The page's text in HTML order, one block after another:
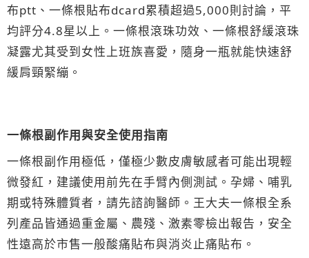
布ptt、一條根貼布dcard累積超過5,000則討論，平
均評分4.8星以上。一條根滾珠功效、一條根舒緩滾珠
凝露尤其受到女性上班族喜愛，隨身一瓶就能快速舒
緩肩頸緊繃。
一條根副作用與安全使用指南
一條根副作用極低，僅極少數皮膚敏感者可能出現輕
微發紅，建議使用前先在手臂內側測試。孕婦、哺乳
期或特殊體質者，請先諮詢醫師。王大夫一條根全系
列產品皆通過重金屬、農殘、激素零檢出報告，安全
性遠高於市售一般酸痛貼布與消炎止痛貼布。